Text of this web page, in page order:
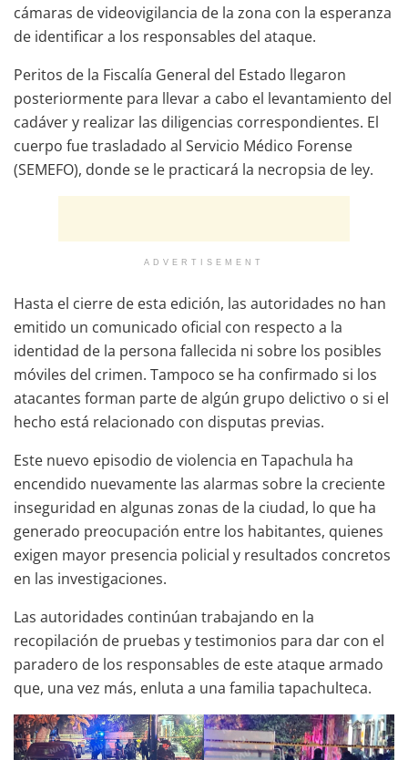
cámaras de videovigilancia de la zona con la esperanza
de identificar a los responsables del ataque.
Peritos de la Fiscalía General del Estado llegaron
posteriormente para llevar a cabo el levantamiento del
cadáver y realizar las diligencias correspondientes. El
cuerpo fue trasladado al Servicio Médico Forense
(SEMEFO), donde se le practicará la necropsia de ley.
ADVERTISEMENT
Hasta el cierre de esta edición, las autoridades no han
emitido un comunicado oficial con respecto a la
identidad de la persona fallecida ni sobre los posibles
móviles del crimen. Tampoco se ha confirmado si los
atacantes forman parte de algún grupo delictivo o si el
hecho está relacionado con disputas previas.
Este nuevo episodio de violencia en Tapachula ha
encendido nuevamente las alarmas sobre la creciente
inseguridad en algunas zonas de la ciudad, lo que ha
generado preocupación entre los habitantes, quienes
exigen mayor presencia policial y resultados concretos
en las investigaciones.
Las autoridades continúan trabajando en la
recopilación de pruebas y testimonios para dar con el
paradero de los responsables de este ataque armado
que, una vez más, enluta a una familia tapachulteca.